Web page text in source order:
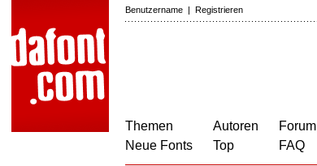
Benutzername | Registrieren
Themen
Neue Fonts
Autoren
Top
Forum
FAQ